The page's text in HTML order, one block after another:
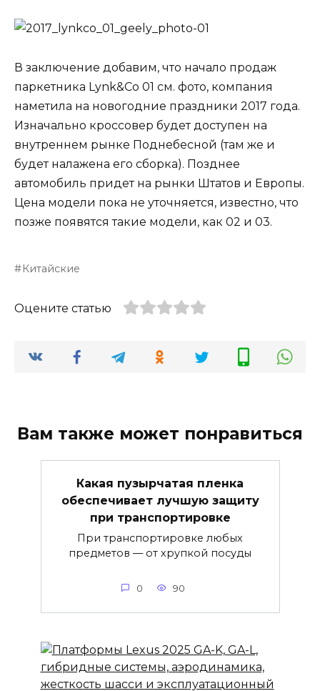
В заключение добавим, что начало продаж
паркетника Lynk&Co 01 см. фото, компания
наметила на новогодние праздники 2017 года.
Изначально кроссовер будет доступен на
внутреннем рынке Поднебесной (там же и
будет налажена его сборка). Позднее
автомобиль придет на рынки Штатов и Европы.
Цена модели пока не уточняется, известно, что
позже появятся такие модели, как 02 и 03.
Китайские
Оцените статью
Вам также может понравиться
Какая пузырчатая пленка
обеспечивает лучшую защиту
при транспортировке
При транспортировке любых
предметов — от хрупкой посуды
0 90